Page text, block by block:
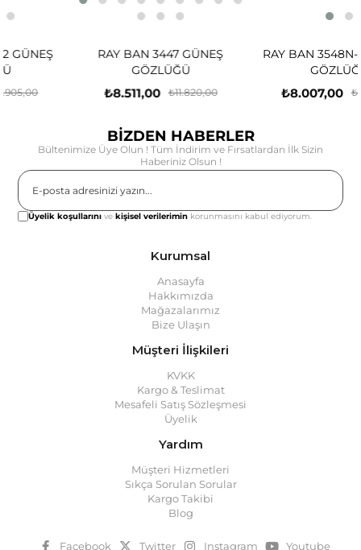
RAY BAN 3447 GÜNEŞ
GÖZLÜĞÜ
₺8.511,00 ₺11.820,00
RAY BAN 3548N-48
GÖZLÜĞÜ
₺8.007,00 ₺11.120,00
BİZDEN HABERLER
Bültenimize Üye Olun ! Tüm İndirim ve Fırsatlardan İlk Sizin
Haberiniz Olsun !
Üyelik koşullarını vekişisel verilerimin korunmasını kabul ediyorum.
Kurumsal
Anasayfa
Hakkımızda
Mağazalarımız
Bize Ulaşın
Müşteri İlişkileri
KVKK
Kargo & Teslimat
Mesafeli Satış Sözleşmesi
Üyelik
Yardım
Müşteri Hizmetleri
Sıkça Sorulan Sorular
Kargo Takibi
Blog
Facebook Twitter Instagram Youtube